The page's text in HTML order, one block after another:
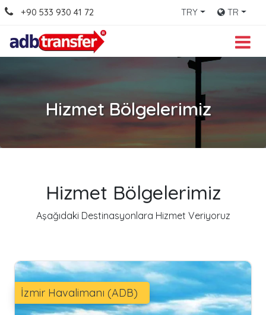
+90 533 930 41 72 TRY TR
Hizmet Bölgelerimiz
Hizmet Bölgelerimiz
Aşağıdaki Destinasyonlara Hizmet Veriyoruz
İzmir Havalimanı (ADB)